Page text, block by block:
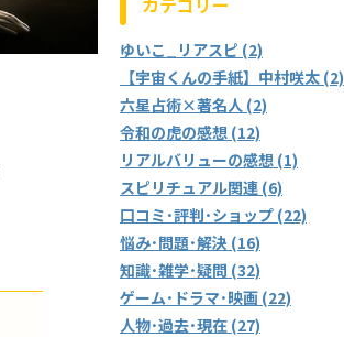
ゆいこ_リアスピ (2)
【宇宙くんの手紙】中村咲太 (2)
六星占術×著名人 (2)
令和の虎の感想 (12)
リアルバリューの感想 (1)
スピリチュアル関連 (6)
口コミ･評判･ショップ (22)
悩み･問題･解決 (16)
知識･雑学･疑問 (32)
ゲーム･ドラマ･映画 (22)
人物･過去･現在 (27)